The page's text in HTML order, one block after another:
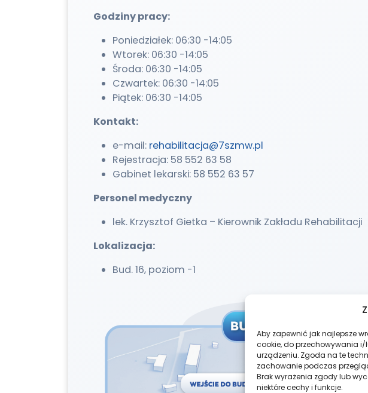
Aby zapewnić jak najlepsze
cookie, do przechowywania
urządzeniu. Zgoda na te
zachowanie podczas
Brak wyrażenia zgody lub
niektóre cechy i funkcje.
Godziny pracy:
Poniedziałek: 06:30 -14:05
Wtorek: 06:30 -14:05
Środa: 06:30 -14:05
Czwartek: 06:30 -14:05
Piątek: 06:30 -14:05
Kontakt:
e-mail: rehabilitacja@7szmw.pl
Rejestracja: 58 552 63 58
Gabinet lekarski: 58 552 63 57
Personel medyczny
lek. Krzysztof Gietka – Kierownik Zakładu Rehabilitacji
Lokalizacja:
Bud. 16, poziom -1